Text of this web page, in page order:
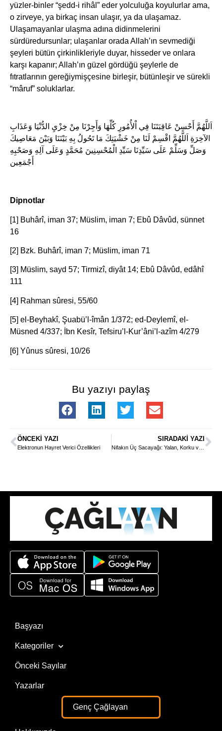
yüzler-binler “şedd-i rihâl” eder yolculuğa koyulurlar ama,
o zirveye, ya birkaç insan ulaşır, ya da ulaşamaz.
Ulaşamayanlar ulaşma adına didinmelerini
sürdüredursunlar; ulaşanlar orada Allah’ın sevmediği
şeyleri bütün çirkinlikleriyle duyar, hisseder ve onlara
karşı kapanır; Allah’ın güzel gördüğü şeylerle de
fıtratlarının gereğiymişçesine birleşir, bütünleşir ve sürekli
“mâruf” soluklarlar.
اَللَّهُمَّ أَحْسِنْ عَاقِبَتَنَا فِي اْلأُمُورِ كُلِّهَا وَأَجِرْنَا مِنْ خِزْيِ الدُّنْيَا وَعَذَابِ
الآخِرَةِ اَللَّهُمَّ اقْسِمْ لَنَا مِنْ خَشْيَتِكَ مَا تَحُولُ بِهِ بَيْنَنَا وَبَيْنَ مَعَاصِيكَ
وَصَلِّ وَسَلِّمْ عَلَى سَيِّدِنَا سَيِّدِ الْمُحْسِنِينَ مُحَمَّدٍ وَعَلَى آلِهِ وَصَحْبِهِ
أَجْمَعِين
Dipnotlar
[1] Buhârî, iman 37; Müslim, iman 7; Ebû Dâvûd, sünnet
16
[2] Bzk. Buhârî, iman 7; Müslim, iman 71
[3] Müslim, sayd 57; Tirmizî, diyât 14; Ebû Dâvûd, edâhî
111
[4] Rahman sûresi, 55/60
[5] el-Beyhakî, Şuabü’l-îmân 1/372; ed-Deylemî, el-
Müsned 4/337; İbn Kesîr, Tefsiru’l-Kur’âni’l-azîm 4/279
[6] Yûnus sûresi, 10/26
Bu yazıyı paylaş
ÖNCEKI YAZI
Elektronun Hayret Verici Özellikleri
SIRADAKI YAZI
Nifakın Üç Sacayağı: Yalan, Korku ve Kibir
Başyazı
Kategoriler
Önceki Sayılar
Yazarlar
Genç Çağlayan